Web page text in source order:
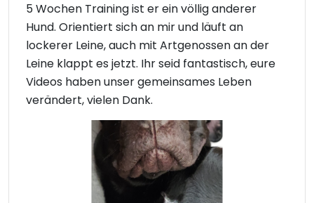
5 Wochen Training ist er ein völlig anderer
Hund. Orientiert sich an mir und läuft an
lockerer Leine, auch mit Artgenossen an der
Leine klappt es jetzt. Ihr seid fantastisch, eure
Videos haben unser gemeinsames Leben
verändert, vielen Dank.